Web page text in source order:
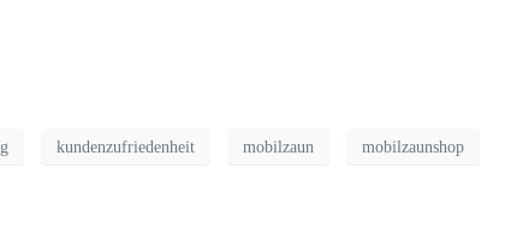
kundenzufriedenheit mobilzaun mobilzaunshop